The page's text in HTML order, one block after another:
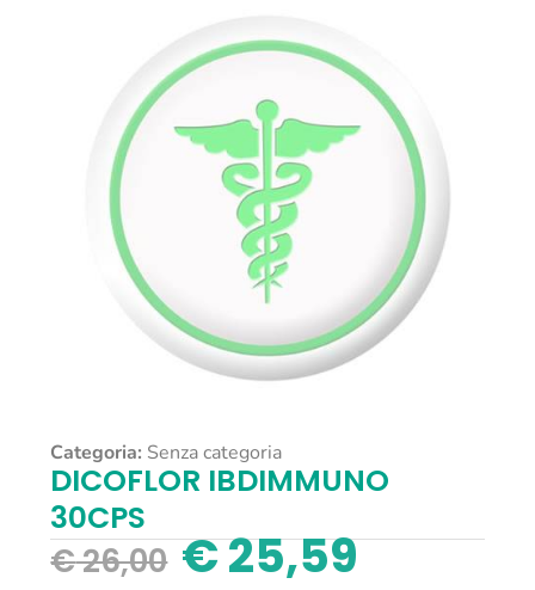
Categoria: Senza categoria
DICOFLOR IBDIMMUNO
30CPS
€26,00 €25,59